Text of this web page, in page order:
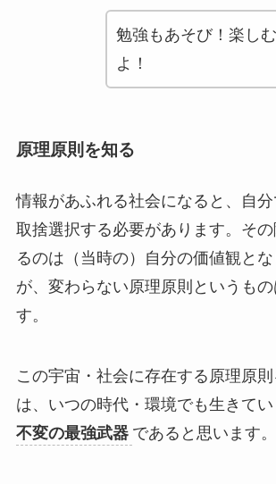
勉強もあそび！楽しむ
よ！
原理原則を知る
情報があふれる社会になると、自
取捨選択する必要があります。そ
るのは（当時の）自分の価値観と
が、変わらない原理原則というもの
す。
この宇宙・社会に存在する原理原則
は、いつの時代・環境でも生きて
不変の最強武器 であると思います。